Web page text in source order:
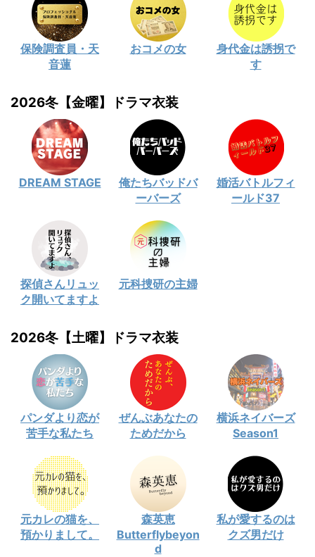
保険調査員・天
音蓮
おコメの女
身代金は誘拐で
す
2026冬【金曜】ドラマ衣装
DREAM STAGE
俺たちバッドバ
ーバーズ
婚活バトルフィ
ールド37
探偵さんリュッ
ク開いてますよ
元科捜研の主婦
2026冬【土曜】ドラマ衣装
パンダより恋が
苦手な私たち
ぜんぶあなたの
ためだから
横浜ネイバーズ
Season1
元カレの猫を、
預かりまして。
森英恵
Butterflybeyon
d
私が愛するのは
クズ男だけ